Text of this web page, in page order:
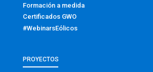
Formación a medida
Certificados GWO
#WebinarsEólicos
PROYECTOS